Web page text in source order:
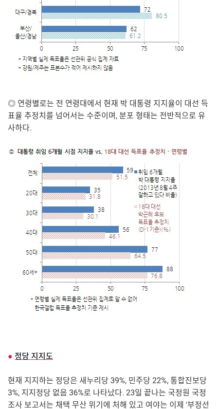
◎ 연령별로는 전 연령대에서 현재 박 대통령 지지율이 대선 득
표율 추정치를 넘어서는 수준이며, 분포 형태는 전반적으로 유
사하다.
● 정당 지지도
현재 지지하는 정당은 새누리당 39%, 민주당 22%, 통합진보당
3%, 지지정당 없음 36%로 나타났다. 23일 끝나는 국정원 국정
조사 보고서는 채택 무산 위기에 처해 있고 여야는 이제 '부정선